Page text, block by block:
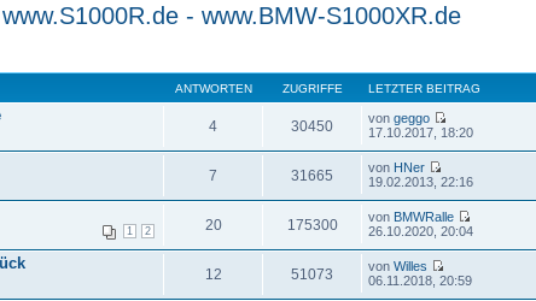
- www.BMW-S1000XR.de
ANTWORTEN ZUGRIFFE LETZTER BEITRAG
4 30450 vongeggo
17.10.2017, 18:20
7 31665 von HNer
19.02.2013, 22:16
1 2 20 175300 von BMWRalle
26.10.2020, 20:04
12 51073 vonWilles
06.11.2018, 20:59